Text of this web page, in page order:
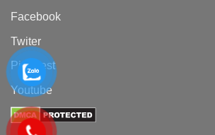
Facebook
Twiter
Pinterest
Youtube